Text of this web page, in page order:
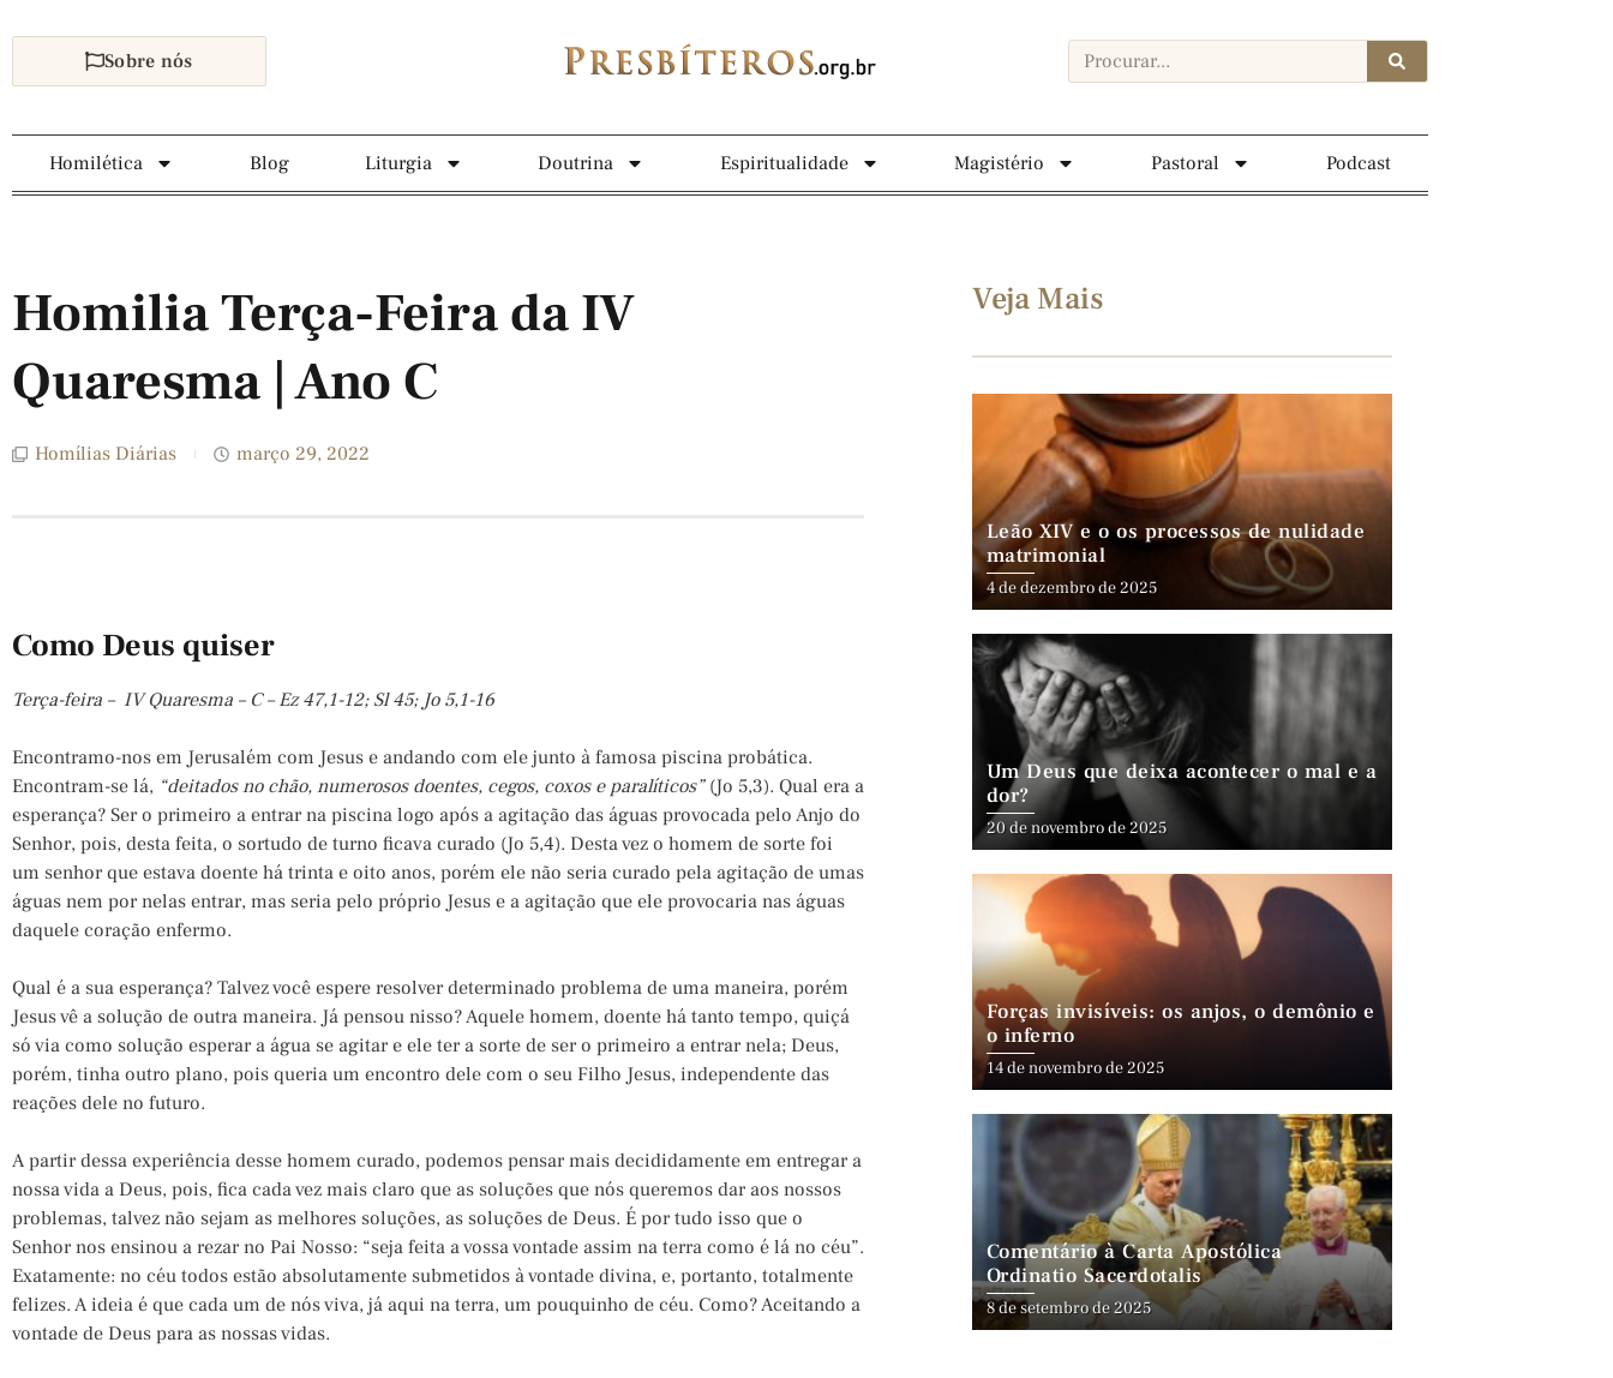
Sobre nós
Homilética Blog Liturgia Doutrina Espiritualidade Magistério Pastoral Podcast
Homilia Terça-Feira da IV
Quaresma | Ano C
Homílias Diárias março 29, 2022
Como Deus quiser
Terça-feira – IV Quaresma – C – Ez 47,1-12; Sl 45; Jo 5,1-16
Encontramo-nos em Jerusalém com Jesus e andando com ele junto à famosa piscina probática.
Encontram-se lá, “deitados no chão, numerosos doentes, cegos, coxos e paralíticos” (Jo 5,3). Qual era a
esperança? Ser o primeiro a entrar na piscina logo após a agitação das águas provocada pelo Anjo do
Senhor, pois, desta feita, o sortudo de turno ficava curado (Jo 5,4). Desta vez o homem de sorte foi
um senhor que estava doente há trinta e oito anos, porém ele não seria curado pela agitação de umas
águas nem por nelas entrar, mas seria pelo próprio Jesus e a agitação que ele provocaria nas águas
daquele coração enfermo.
Qual é a sua esperança? Talvez você espere resolver determinado problema de uma maneira, porém
Jesus vê a solução de outra maneira. Já pensou nisso? Aquele homem, doente há tanto tempo, quiçá
só via como solução esperar a água se agitar e ele ter a sorte de ser o primeiro a entrar nela; Deus,
porém, tinha outro plano, pois queria um encontro dele com o seu Filho Jesus, independente das
reações dele no futuro.
A partir dessa experiência desse homem curado, podemos pensar mais decididamente em entregar a
nossa vida a Deus, pois, fica cada vez mais claro que as soluções que nós queremos dar aos nossos
problemas, talvez não sejam as melhores soluções, as soluções de Deus. É por tudo isso que o
Senhor nos ensinou a rezar no Pai Nosso: “seja feita a vossa vontade assim na terra como é lá no céu”.
Exatamente: no céu todos estão absolutamente submetidos à vontade divina, e, portanto, totalmente
felizes. A ideia é que cada um de nós viva, já aqui na terra, um pouquinho de céu. Como? Aceitando a
vontade de Deus para as nossas vidas.
Veja Mais
Leão XIV e o os processos de nulidade
matrimonial
4 de dezembro de 2025
Um Deus que deixa acontecer o mal e a
dor?
20 de novembro de 2025
Forças invisíveis: os anjos, o demônio e
o inferno
14 de novembro de 2025
Comentário à Carta Apostólica
Ordinatio Sacerdotalis
8 de setembro de 2025